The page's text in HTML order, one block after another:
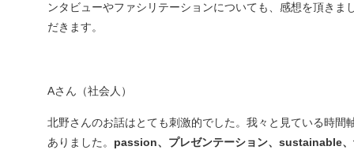
ンタビューやファシリテーションについても、感想を頂き
だきます。
Aさん（社会人）
北野さんのお話はとても刺激的でした。我々と見ている時間
ありました。 passion、プレゼンテーション、sustainable